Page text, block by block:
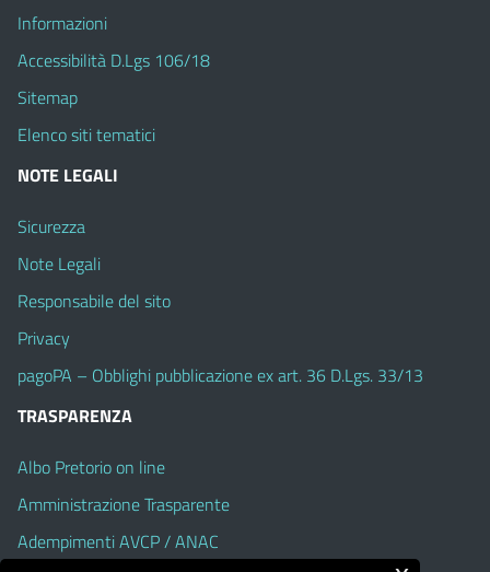
Informazioni
Accessibilità D.Lgs 106/18
Sitemap
Elenco siti tematici
NOTE LEGALI
Sicurezza
Note Legali
Responsabile del sito
Privacy
pagoPA – Obblighi pubblicazione ex art. 36 D.Lgs. 33/13
TRASPARENZA
Albo Pretorio on line
Amministrazione Trasparente
Adempimenti AVCP / ANAC